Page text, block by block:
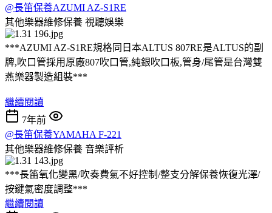
@長笛保養AZUMI AZ-S1RE
其他樂器維修保養 視聽娛樂
***AZUMI AZ-S1RE規格同日本ALTUS 807RE是ALTUS的副
牌,吹口管採用原廠807吹口管,純銀吹口板,管身/尾管是台灣雙
燕樂器製造組裝***
繼續閱讀
7年前
@長笛保養YAMAHA F-221
其他樂器維修保養 音樂評析
***長笛氧化變黑/吹奏費氣不好控制/整支分解保養恢復光澤/
按鍵氣密度調整***
繼續閱讀